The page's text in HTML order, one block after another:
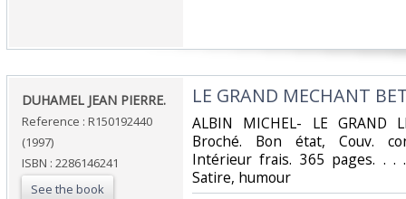
‎DUHAMEL JEAN PIERRE.‎
Reference : R150192440
(1997)
ISBN : 2286146241
See the book
‎LE GRAND MECHANT
‎ALBIN MICHEL- LE GRAND
Broché. Bon état, Couv.
Intérieur frais. 365 pages. . .
Satire, humour‎